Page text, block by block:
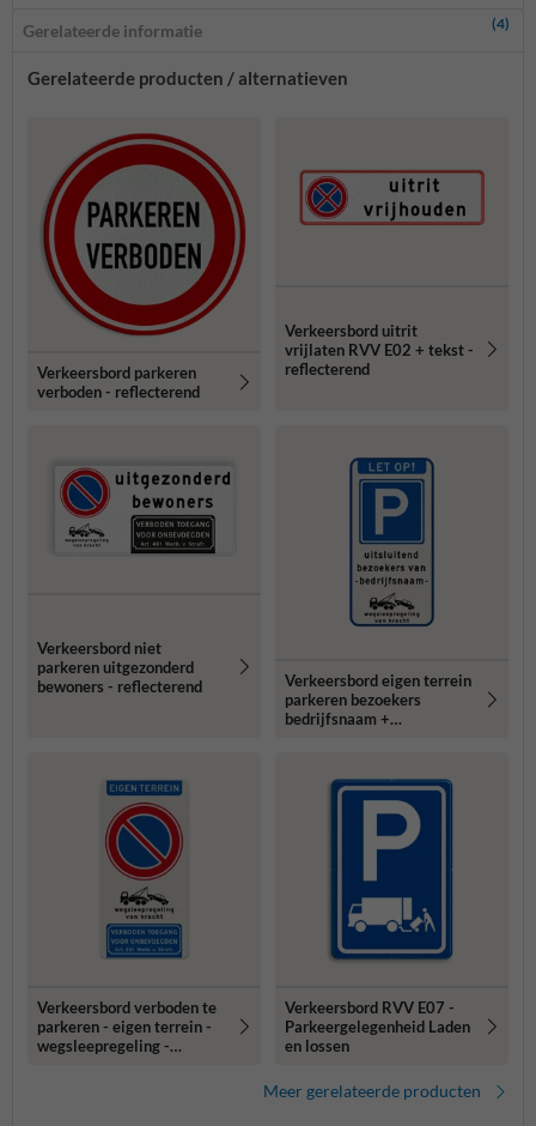
Gerelateerde informatie (4)
Gerelateerde producten / alternatieven
Verkeersbord parkeren
verboden - reflecterend
Verkeersbord uitrit
vrijlaten RVV E02 + tekst -
reflecterend
Verkeersbord niet
parkeren uitgezonderd
bewoners - reflecterend
Verkeersbord eigen terrein
parkeren bezoekers
bedrijfsnaam +
Verkeersbord verboden te
parkeren - eigen terrein -
wegsleepregeling -
Verkeersbord RVV E07 -
Parkeergelegenheid Laden
en lossen
Meer gerelateerde producten